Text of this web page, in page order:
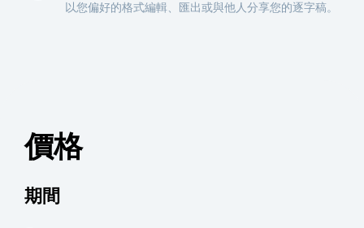
以您偏好的格式編輯、匯出或與他人分享您的逐字稿。
價格
期間